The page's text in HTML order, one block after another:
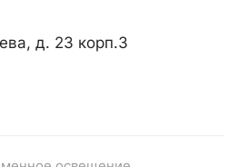
д. 23 корп.3